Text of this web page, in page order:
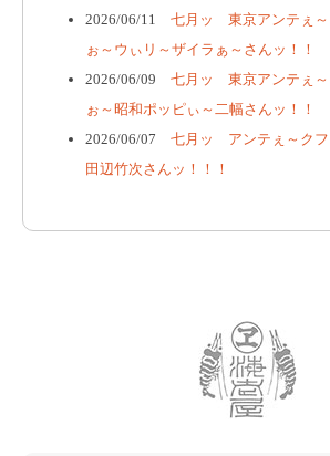
2026/06/11 七月ッ 東京アンテぇ
ぉ～ウぃリ～ザイラぁ～さんッ！！
2026/06/09 七月ッ 東京アンテぇ
ぉ～昭和ポッピぃ～二幅さんッ！！
2026/06/07 七月ッ アンテぇ～ク
田辺竹次さんッ！！！